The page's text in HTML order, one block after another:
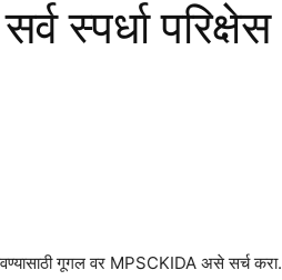
स्पर्धा परिक्षेस
गूगल वर MPSCKIDA असे सर्च करा.